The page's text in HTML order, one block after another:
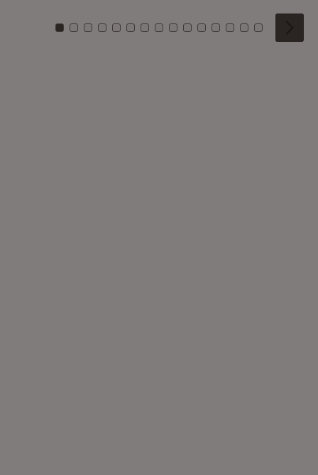
Zu Kachel: 0
Zu Kachel: 1
Zu Kachel: 2
Zu Kachel: 3
Zu Kachel: 4
Zu Kachel: 5
Zu Kachel: 6
Zu Kachel: 7
Zu Kachel: 8
Zu Kachel: 9
Zu Kachel: 10
Zu Kachel: 11
Zu Kachel: 12
Zu Kachel:
Zu